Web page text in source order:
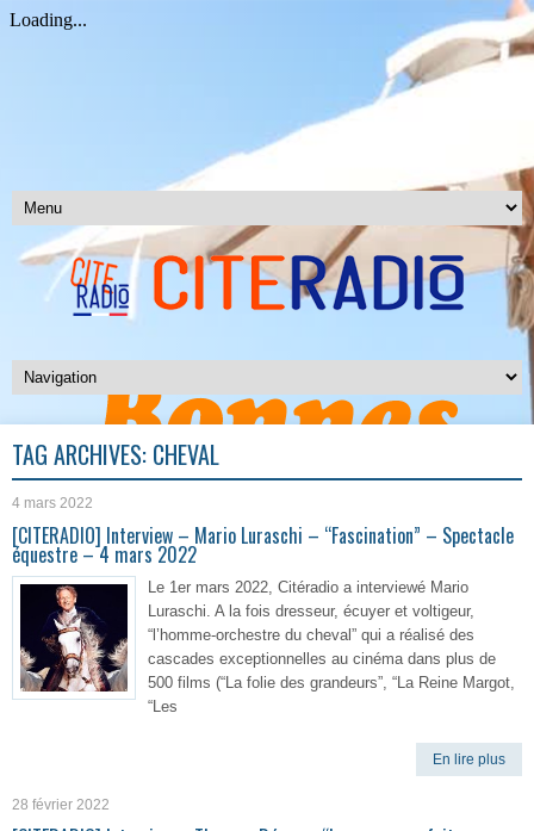
TAG ARCHIVES: CHEVAL
4 mars 2022
[CITERADIO] Interview – Mario Luraschi – “Fascination” – Spectacle
équestre – 4 mars 2022
Le 1er mars 2022, Citéradio a interviewé Mario
Luraschi. A la fois dresseur, écuyer et voltigeur,
“l’homme-orchestre du cheval” qui a réalisé des
cascades exceptionnelles au cinéma dans plus de
500 films (“La folie des grandeurs”, “La Reine Margot,
“Les
En lire plus
28 février 2022